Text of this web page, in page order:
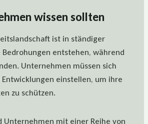
wissen sollten
ist in ständiger
Bedrohungen entstehen, während
Unternehmen müssen sich
einstellen, um ihre
zu schützen.
Unternehmen mit einer Reihe von